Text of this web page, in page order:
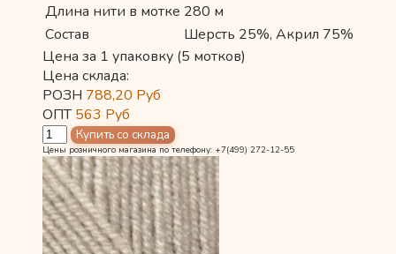
Длина нити в мотке 280 м
Состав
Шерсть 25%, Акрил 75%
Цена за 1 упаковку (5 мотков)
Цена склада:
РОЗН 788,20 Руб
ОПТ563 Руб
Цены розничного магазина по телефону: +7(499) 272-12-55